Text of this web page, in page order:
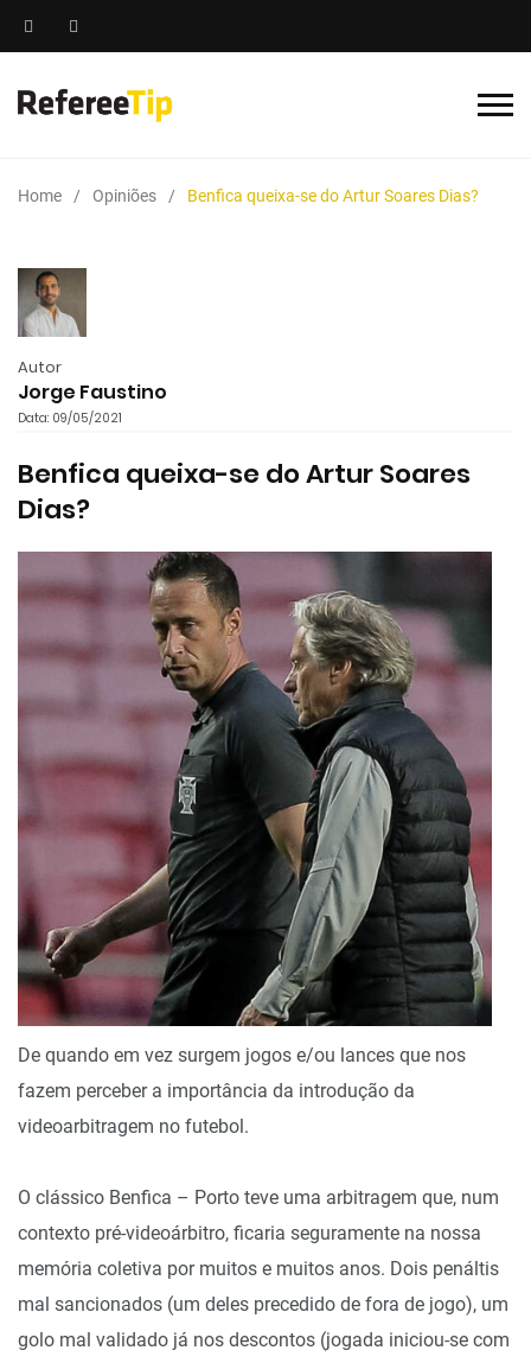
Home Opiniões Benfica queixa-se do Artur Soares Dias?
Autor
Jorge Faustino
Data: 09/05/2021
Benfica queixa-se do Artur Soares
Dias?
De quando em vez surgem jogos e/ou lances que nos
fazem perceber a importância da introdução da
videoarbitragem no futebol.
O clássico Benfica – Porto teve uma arbitragem que, num
contexto pré-videoárbitro, ficaria seguramente na nossa
memória coletiva por muitos e muitos anos. Dois penáltis
mal sancionados (um deles precedido de fora de jogo), um
golo mal validado já nos descontos (jogada iniciou-se com